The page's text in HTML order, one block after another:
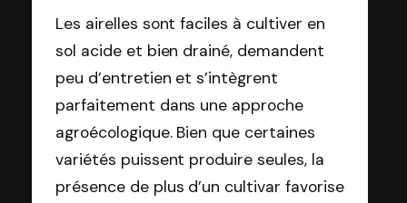
Les airelles sont faciles à cultiver en
sol acide et bien drainé, demandent
peu d’entretien et s’intègrent
parfaitement dans une approche
agroécologique. Bien que certaines
variétés puissent produire seules, la
présence de plus d’un cultivar favorise